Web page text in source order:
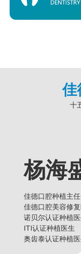
佳
十
杨海
佳德口腔种植主任
佳德口腔美容修
诺贝尔认证种植
ITI认证种植医生
奥齿泰认证种植